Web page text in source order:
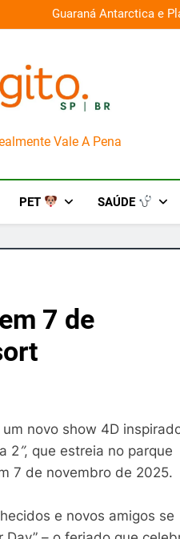
50% Guaraná Antarctica e
Vale A Pena
PET SAÚDE
7 de
novo show 4D
2”, que estreia no parque
7 de novembro de 2025.
e novos amigos se